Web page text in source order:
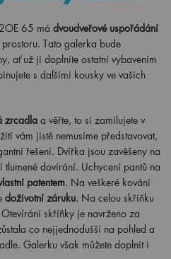
65 má dvoudveřové uspořádání
Tato galerka bude
ať už ji doplníte ostatní vybavením
s dalšími kousky ve vašich
zrcadla a věřte, to si zamilujete v
vám jistě nemusíme představovat,
řešení. Dvířka jsou zavěšeny na
tlumené dovírání. Uchycení pantů na
patentem. Na veškeré kování
doživotní záruku. Na celou skříňku
skříňky je navrženo za
co nejjednodušší na pohled a
Galerku však můžete doplnit i